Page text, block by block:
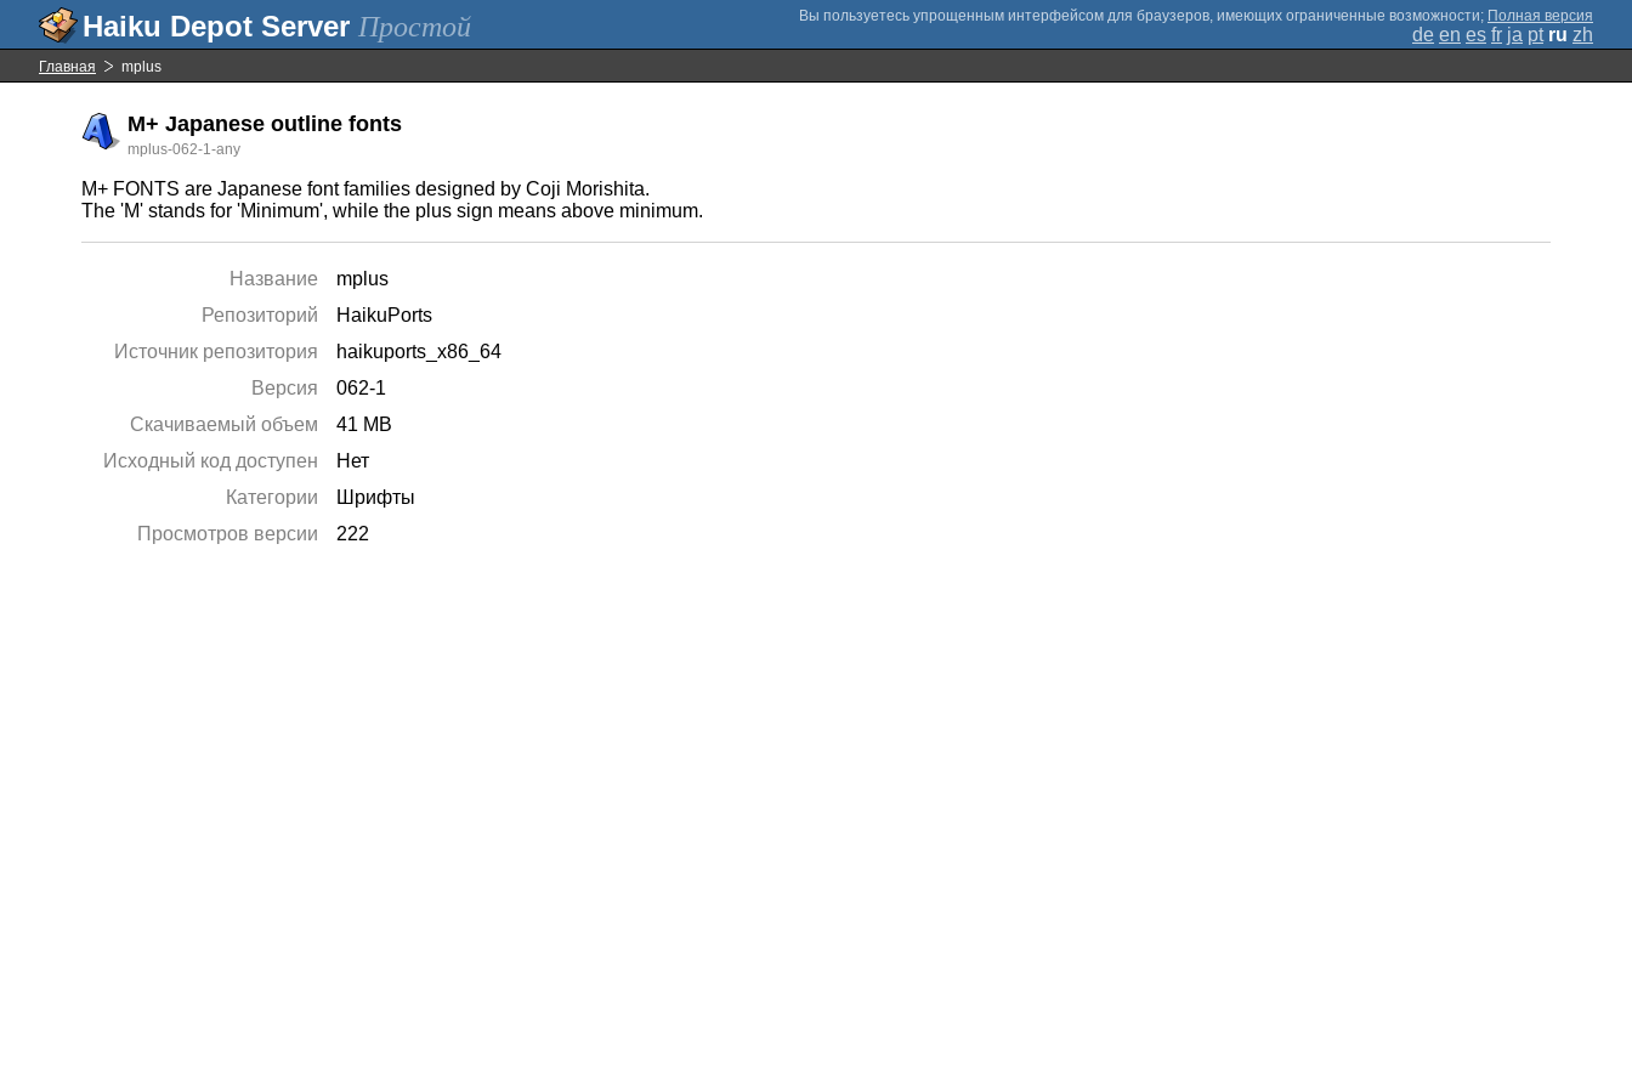
Простой ; Полная версия
de en es fr ja pt ru zh
Главная mplus
M+ Japanese outline fonts
mplus-062-1-any
M+ FONTS are Japanese font families designed by Coji Morishita.
The 'M' stands for 'Minimum', while the plus sign means above minimum.
Название
mplus
Репозиторий
HaikuPorts
Источник репозитория
haikuports_x86_64
Версия
062-1
Скачиваемый объем
41 MB
Исходный код доступен
Нет
Категории
Шрифты
Просмотров версии
222